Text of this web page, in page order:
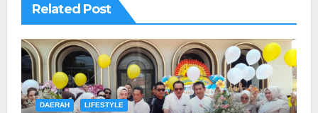
Related Post
DAERAH LIFESTYLE